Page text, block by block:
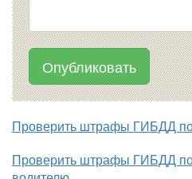
Опубликовать
Проверить штрафы ГИБДД
Проверить штрафы ГИБДД